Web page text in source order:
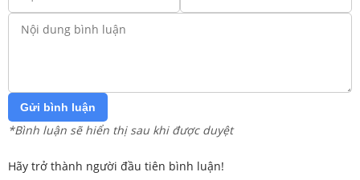
Gửi bình luận
*Bình luận sẽ hiển thị sau khi được duyệt
Hãy trở thành người đầu tiên bình luận!